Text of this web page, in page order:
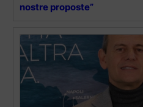
nostre proposte”